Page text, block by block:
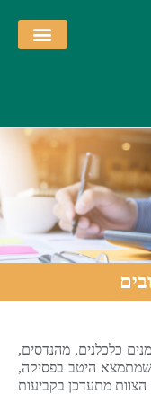
כלכלנים, מהנדסים,
שמתמצא היטב בפסיקה,
הצוות מתעדכן בקביעות